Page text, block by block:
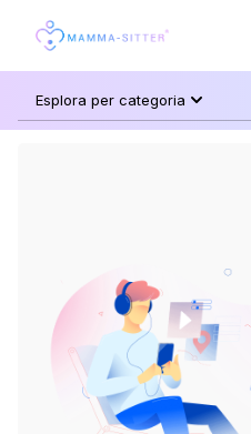
Esplora per categoria